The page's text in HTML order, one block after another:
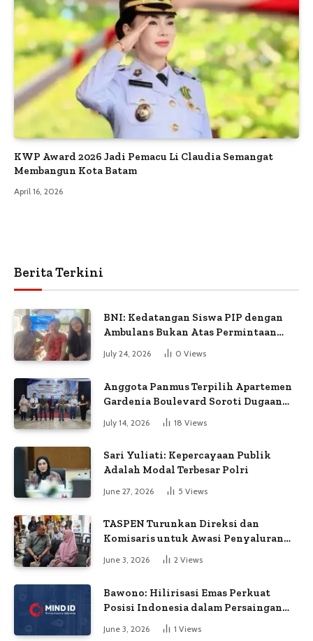
KWP Award 2026 Jadi Pemacu Li Claudia Semangat
Membangun Kota Batam
April 16, 2026
Berita Terkini
BNI: Kedatangan Siswa PIP dengan
Ambulans Bukan Atas Permintaan
July 24, 2026 0 Views
Anggota Panmus Terpilih Apartemen
Gardenia Boulevard Soroti Dugaan
Kejanggalan Voting
July 14, 2026 18 Views
Sari Yuliati: Kepercayaan Publik
Adalah Modal Terbesar Polri
June 27, 2026 5 Views
TASPEN Turunkan Direksi dan
Komisaris untuk Awasi Penyaluran
June 3, 2026 2 Views
Bawono: Hilirisasi Emas Perkuat
Posisi Indonesia dalam Persaingan
Industri Global
June 3, 2026 1 Views